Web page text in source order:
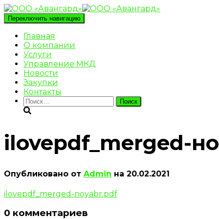
Переключить навигацию
Главная
О компании
Услуги
Управление МКД
Новости
Закупки
Контакты
Найти:
ilovepdf_merged-
Опубликовано от Admin на 20.02.2021
ilovepdf_merged-noyabr.pdf
0 комментариев